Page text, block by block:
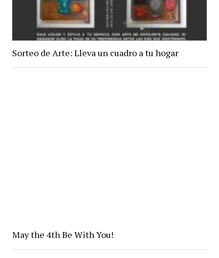
Sorteo de Arte: Lleva un cuadro a tu hogar
May the 4th Be With You!